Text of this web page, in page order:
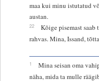
maa kui minu istutatud
austan.
22
Kõige pisemast
rahvas. Mina, Issand,
1
Mina seisan oma
näha, mida ta mulle